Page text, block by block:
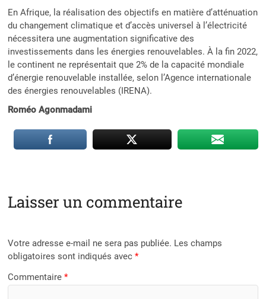
En Afrique, la réalisation des objectifs en matière d’atténuation
du changement climatique et d’accès universel à l’électricité
nécessitera une augmentation significative des
investissements dans les énergies renouvelables. À la fin 2022,
le continent ne représentait que 2% de la capacité mondiale
d’énergie renouvelable installée, selon l’Agence internationale
des énergies renouvelables (IRENA).
Roméo Agonmadami
Laisser un commentaire
Votre adresse e-mail ne sera pas publiée. Les champs
obligatoires sont indiqués avec*
Commentaire*